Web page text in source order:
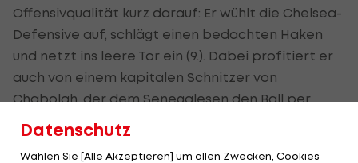
Offensivqualität kurz darauf: Er wühlt die Chelsea-
Defensive auf, schlägt einen bedachten Haken
und netzt ins leere Tor ein (9.). Dabei profitiert er
auch von einem kapitalen Schnitzer von
Chabolah, der dem Senegalesen den Ball per
Kopf serviert.
In der 26. Minute erhöht Mohamed Salah: Der
Datenschutz
Wählen Sie [Alle Akzeptieren] um allen Zwecken, Cookies